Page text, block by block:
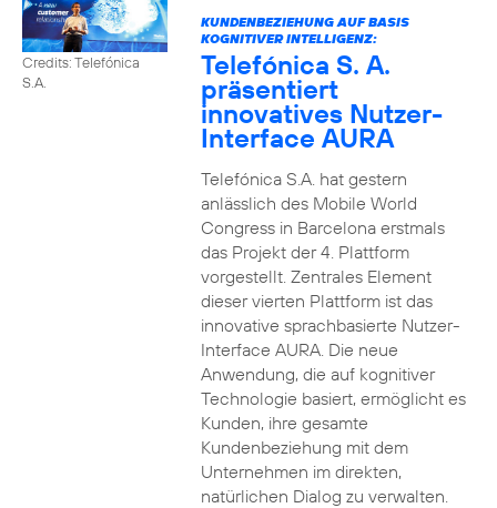
Credits: Telefónica
S.A.
KUNDENBEZIEHUNG AUF BASIS
KOGNITIVER INTELLIGENZ:
Telefónica S. A.
präsentiert
innovatives Nutzer-
Interface AURA
Telefónica S.A. hat gestern
anlässlich des Mobile World
Congress in Barcelona erstmals
das Projekt der 4. Plattform
vorgestellt. Zentrales Element
dieser vierten Plattform ist das
innovative sprachbasierte Nutzer-
Interface AURA. Die neue
Anwendung, die auf kognitiver
Technologie basiert, ermöglicht es
Kunden, ihre gesamte
Kundenbeziehung mit dem
Unternehmen im direkten,
natürlichen Dialog zu verwalten.